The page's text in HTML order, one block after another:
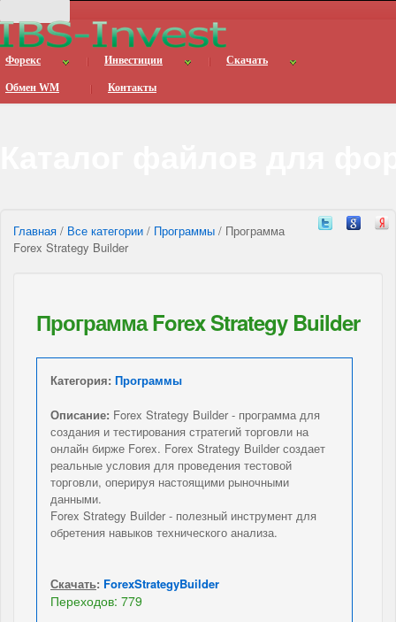
Форекс Инвестиции Скачать
Обмен WM Контакты
Главная / Все категории / Программы / Программа
Forex Strategy Builder
Программа Forex Strategy Builder
Категория: Программы
Описание: Forex Strategy Builder - программа для
создания и тестирования стратегий торговли на
онлайн бирже Forex. Forex Strategy Builder создает
реальные условия для проведения тестовой
торговли, оперируя настоящими рыночными
данными.
Forex Strategy Builder - полезный инструмент для
обретения навыков технического анализа.
Скачать: ForexStrategyBuilder
Переходов: 779